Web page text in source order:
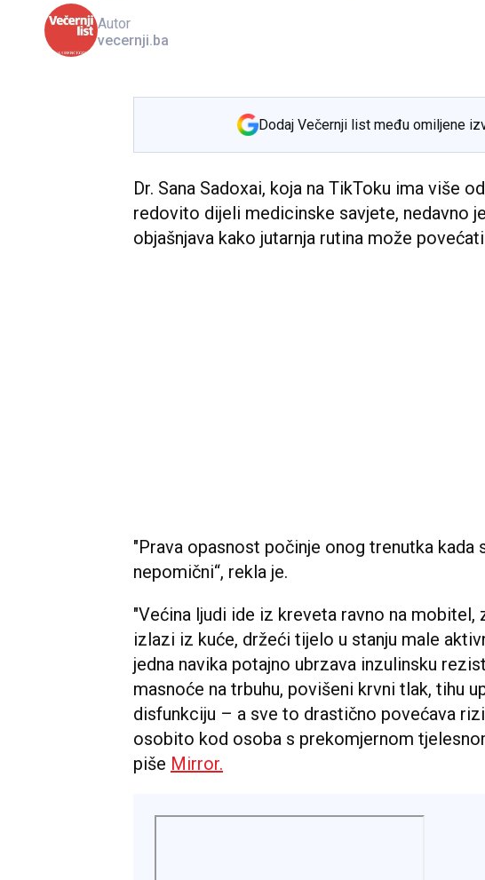
Autor
vecernji.ba
Dodaj Večernji list među omiljene
Dr. Sana Sadoxai, koja na TikToku ima više
redovito dijeli medicinske savjete, nedavno
objašnjava kako jutarnja rutina može
"Prava opasnost počinje onog trenutka
nepomični“, rekla je.
"Većina ljudi ide iz kreveta ravno na mobitel,
izlazi iz kuće, držeći tijelo u stanju male
jedna navika potajno ubrzava inzulinsku
masnoće na trbuhu, povišeni krvni tlak, tihu
disfunkciju – a sve to drastično povećava
osobito kod osoba s prekomjernom
piše Mirror.